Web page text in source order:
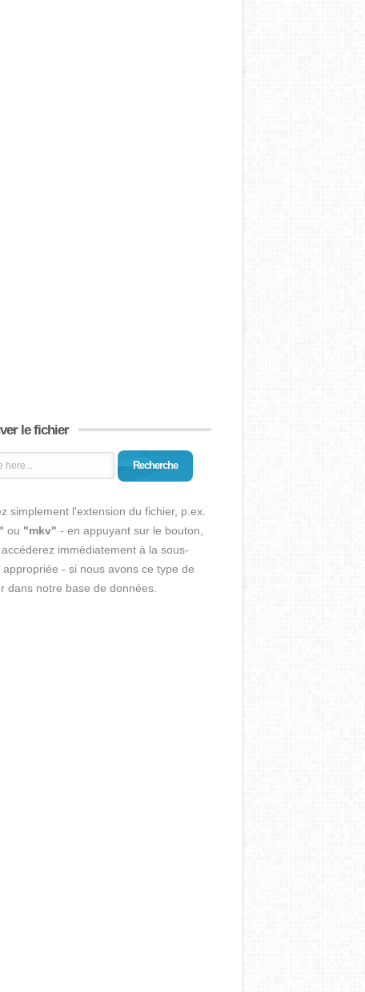
le fichier
Recherche
simplement l'extension du fichier, p.ex.
ou "mkv" - en appuyant sur le bouton,
immédiatement à la sous-
appropriée - si nous avons ce type de
dans notre base de données.